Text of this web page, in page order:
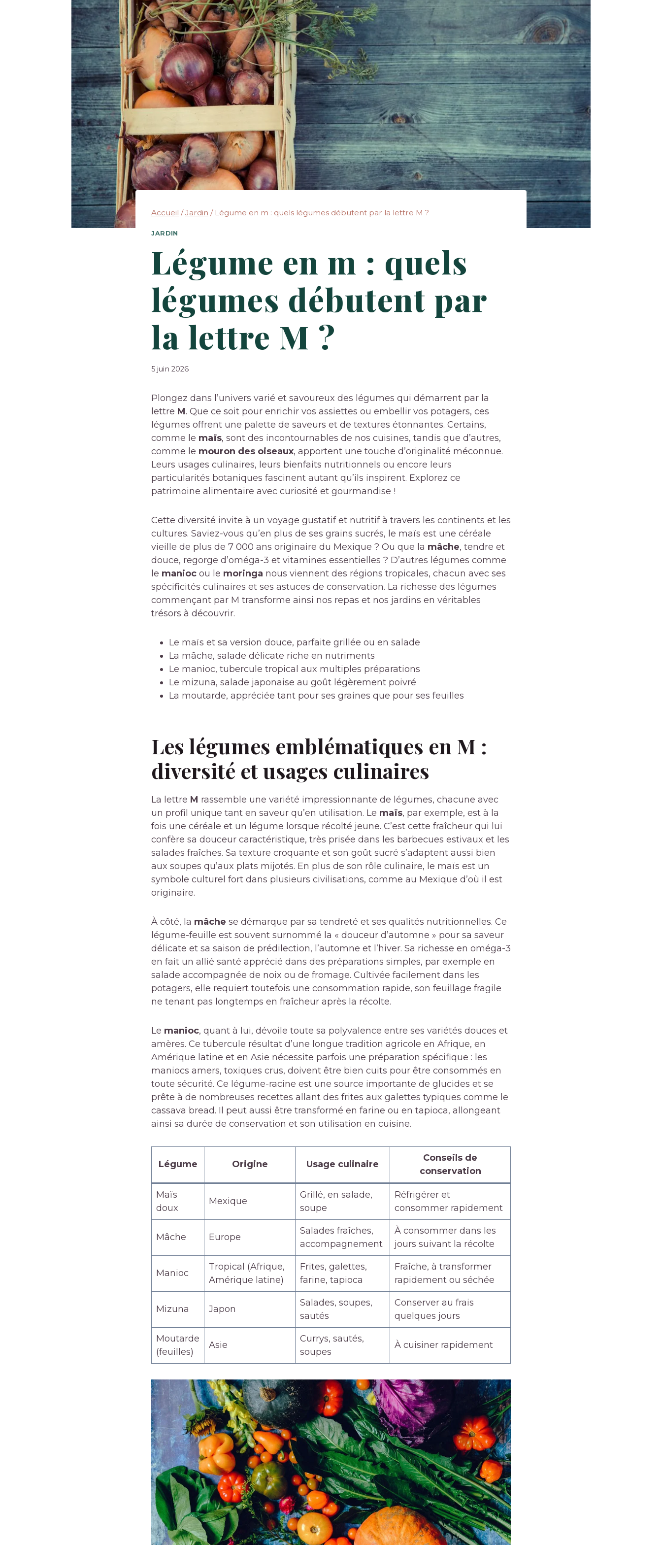
Accueil / Jardin / Légume en m : quels légumes débutent par la lettre M ?
JARDIN
Légume en m : quels
légumes débutent par
la lettre M ?
5 juin 2026
Plongez dans l’univers varié et savoureux des légumes qui démarrent par la
lettre M. Que ce soit pour enrichir vos assiettes ou embellir vos potagers, ces
légumes offrent une palette de saveurs et de textures étonnantes. Certains,
comme le maïs, sont des incontournables de nos cuisines, tandis que d’autres,
comme le mouron des oiseaux, apportent une touche d’originalité méconnue.
Leurs usages culinaires, leurs bienfaits nutritionnels ou encore leurs
particularités botaniques fascinent autant qu’ils inspirent. Explorez ce
patrimoine alimentaire avec curiosité et gourmandise !
Cette diversité invite à un voyage gustatif et nutritif à travers les continents et les
cultures. Saviez-vous qu’en plus de ses grains sucrés, le maïs est une céréale
vieille de plus de 7 000 ans originaire du Mexique ? Ou que la mâche, tendre et
douce, regorge d’oméga-3 et vitamines essentielles ? D’autres légumes comme
le manioc ou le moringa nous viennent des régions tropicales, chacun avec ses
spécificités culinaires et ses astuces de conservation. La richesse des légumes
commençant par M transforme ainsi nos repas et nos jardins en véritables
trésors à découvrir.
Le maïs et sa version douce, parfaite grillée ou en salade
La mâche, salade délicate riche en nutriments
Le manioc, tubercule tropical aux multiples préparations
Le mizuna, salade japonaise au goût légèrement poivré
La moutarde, appréciée tant pour ses graines que pour ses feuilles
Les légumes emblématiques en M :
diversité et usages culinaires
La lettre M rassemble une variété impressionnante de légumes, chacune avec
un profil unique tant en saveur qu’en utilisation. Le maïs, par exemple, est à la
fois une céréale et un légume lorsque récolté jeune. C’est cette fraîcheur qui lui
confère sa douceur caractéristique, très prisée dans les barbecues estivaux et les
salades fraîches. Sa texture croquante et son goût sucré s’adaptent aussi bien
aux soupes qu’aux plats mijotés. En plus de son rôle culinaire, le maïs est un
symbole culturel fort dans plusieurs civilisations, comme au Mexique d’où il est
originaire.
À côté, la mâche se démarque par sa tendreté et ses qualités nutritionnelles. Ce
légume-feuille est souvent surnommé la « douceur d’automne » pour sa saveur
délicate et sa saison de prédilection, l’automne et l’hiver. Sa richesse en oméga-3
en fait un allié santé apprécié dans des préparations simples, par exemple en
salade accompagnée de noix ou de fromage. Cultivée facilement dans les
potagers, elle requiert toutefois une consommation rapide, son feuillage fragile
ne tenant pas longtemps en fraîcheur après la récolte.
Le manioc, quant à lui, dévoile toute sa polyvalence entre ses variétés douces et
amères. Ce tubercule résultat d’une longue tradition agricole en Afrique, en
Amérique latine et en Asie nécessite parfois une préparation spécifique : les
maniocs amers, toxiques crus, doivent être bien cuits pour être consommés en
toute sécurité. Ce légume-racine est une source importante de glucides et se
prête à de nombreuses recettes allant des frites aux galettes typiques comme le
cassava bread. Il peut aussi être transformé en farine ou en tapioca, allongeant
ainsi sa durée de conservation et son utilisation en cuisine.
Légume Origine Usage culinaire
Conseils de
conservation
Maïs
doux
Mexique
Grillé, en salade,
soupe
Réfrigérer et
consommer rapidement
Mâche Europe
Salades fraîches,
accompagnement
À consommer dans les
jours suivant la récolte
Manioc
Tropical (Afrique,
Amérique latine)
Frites, galettes,
farine, tapioca
Fraîche, à transformer
rapidement ou séchée
Mizuna Japon
Salades, soupes,
sautés
Conserver au frais
quelques jours
Moutarde
(feuilles)
Asie
Currys, sautés,
soupes
À cuisiner rapidement